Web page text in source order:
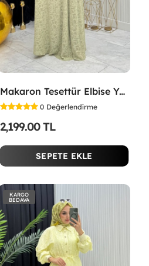
Makaron Tesettür Elbise Yeşil Yeşil
0 Değerlendirme
2,199.00 TL
SEPETE EKLE
KARGO
BEDAVA